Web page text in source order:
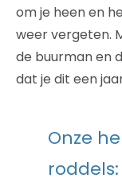
om je heen en
weer vergeten.
de buurman en
dat je dit een
Onze